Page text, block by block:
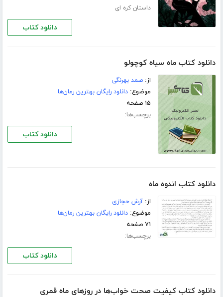
داستان کره ای
دانلود کتاب
دانلود کتاب ماه سیاه کوچولو
از:صمد بهرنگی
موضوع:دانلود رایگان بهترین رمان‌ها
۱۵ صفحه
برچسب‌ها:
دانلود کتاب
دانلود کتاب اندوه ماه
از:آرش حجازی
موضوع:دانلود رایگان بهترین رمان‌ها
۷۱ صفحه
برچسب‌ها:
دانلود کتاب
دانلود کتاب کیفیت صحت خواب‌ها در روزهای ماه قمری